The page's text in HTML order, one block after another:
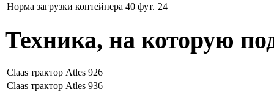
Норма загрузки контейнера 40 фут. 24
Техника, на которую
Claas трактор Atles 926
Claas трактор Atles 936